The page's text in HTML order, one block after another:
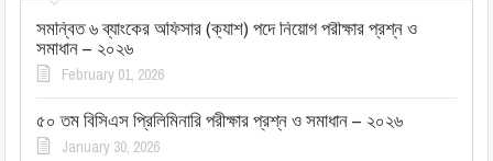
সমন্বিত ৬ ব্যাংকের অফিসার (ক্যাশ) পদে নিয়োগ পরীক্ষার প্রশ্ন ও
সমাধান – ২০২৬
February 01, 2026
৫০ তম বিসিএস প্রিলিমিনারি পরীক্ষার প্রশ্ন ও সমাধান – ২০২৬
January 30, 2026